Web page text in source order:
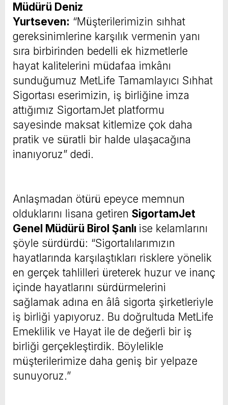
Müdürü Deniz
Yurtseven: “Müşterilerimizin sıhhat
gereksinimlerine karşılık vermenin yanı
sıra birbirinden bedelli ek hizmetlerle
hayat kalitelerini müdafaa imkânı
sunduğumuz MetLife Tamamlayıcı Sıhhat
Sigortası eserimizin, iş birliğine imza
attığımız SigortamJet platformu
sayesinde maksat kitlemize çok daha
pratik ve süratli bir halde ulaşacağına
inanıyoruz” dedi.
Anlaşmadan ötürü epeyce memnun
olduklarını lisana getiren SigortamJet
Genel Müdürü Birol Şanlı ise kelamlarını
şöyle sürdürdü: “Sigortalılarımızın
hayatlarında karşılaştıkları risklere yönelik
en gerçek tahlilleri üreterek huzur ve inanç
içinde hayatlarını sürdürmelerini
sağlamak adına en âlâ sigorta şirketleriyle
iş birliği yapıyoruz. Bu doğrultuda MetLife
Emeklilik ve Hayat ile de değerli bir iş
birliği gerçekleştirdik. Böylelikle
müşterilerimize daha geniş bir yelpaze
sunuyoruz.”